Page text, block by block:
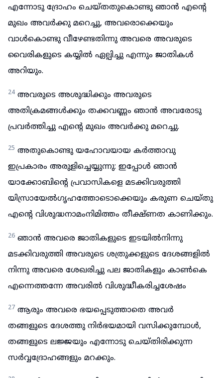
എന്നോടു ദ്രോഹം ചെയ്തതുകൊണ്ടു ഞാൻ എന്റെ
മുഖം അവർക്കു മറെച്ചു, അവരൊക്കെയും
വാൾകൊണ്ടു വീഴേണ്ടതിന്നു അവരെ അവരുടെ
വൈരികളുടെ കയ്യിൽ ഏല്പിച്ചു എന്നും ജാതികൾ
അറിയും.
24 അവരുടെ അശുദ്ധിക്കും അവരുടെ
അതിക്രമങ്ങൾക്കും തക്കവണ്ണം ഞാൻ അവരോടു
പ്രവർത്തിച്ചു എന്റെ മുഖം അവർക്കു മറെച്ചു.
25 അതുകൊണ്ടു യഹോവയായ കർത്താവു
ഇപ്രകാരം അരുളിച്ചെയ്യുന്നു: ഇപ്പോൾ ഞാൻ
യാക്കോബിന്റെ പ്രവാസികളെ മടക്കിവരുത്തി
യിസ്രായേൽഗൃഹത്തോടൊക്കെയും കരുണ ചെയ്തു
എന്റെ വിശുദ്ധനാമംനിമിത്തം തീക്ഷ്ണത കാണിക്കും.
26 ഞാൻ അവരെ ജാതികളുടെ ഇടയിൽനിന്നു
മടക്കിവരുത്തി അവരുടെ ശത്രുക്കളുടെ ദേശങ്ങളിൽ
നിന്നു അവരെ ശേഖരിച്ചു പല ജാതികളും കാൺകെ
എന്നെത്തന്നേ അവരിൽ വിശുദ്ധീകരിച്ചശേഷം
27 ആരും അവരെ ഭയപ്പെടുത്താതെ അവർ
തങ്ങളുടെ ദേശത്തു നിർഭയമായി വസിക്കുമ്പോൾ,
തങ്ങളുടെ ലജ്ജയും എന്നോടു ചെയ്തിരിക്കുന്ന
സർവ്വദ്രോഹങ്ങളും മറക്കും.